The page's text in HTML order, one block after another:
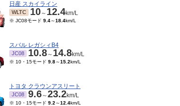
日産 スカイライン
WLTC 10～ 12.4km/L
※ JC08モード 9.4～18.4km/L
スバル レガシィB4
JC08 10.8～ 14.8km/L
※ 10・15モード 9.8～15.2km/L
トヨタ クラウンアスリート
JC08 9.6～23.2km/L
※ 10・15モード 9.2 ～12.4km/L